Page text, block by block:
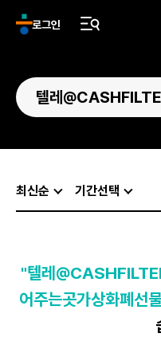
로그인
최신순 기간선택
"텔레
어주는곳가상화폐선